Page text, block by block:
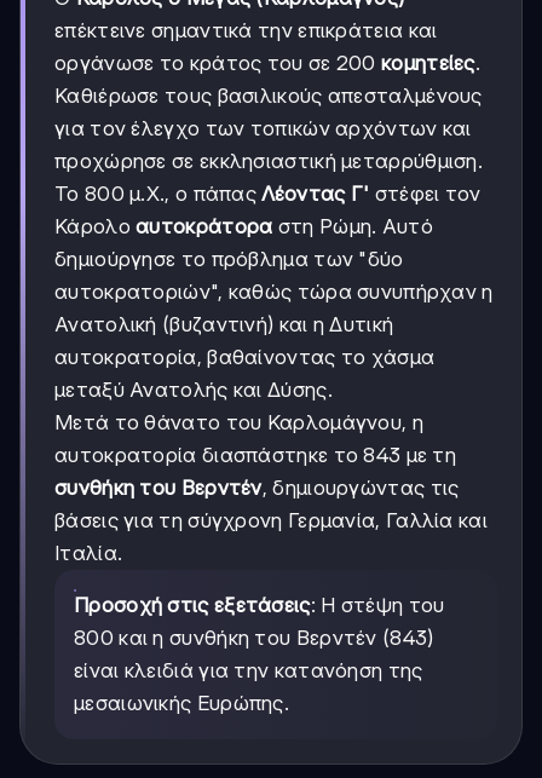
επέκτεινε σημαντικά την επικράτεια και
οργάνωσε το κράτος του σε 200κομητείες.
Καθιέρωσε τους βασιλικούς απεσταλμένους
για τον έλεγχο των τοπικών αρχόντων και
προχώρησε σε εκκλησιαστική μεταρρύθμιση.
Το 800 μ.Χ., ο πάπαςΛέοντας Γ' στέφει τον
Κάρολοαυτοκράτορα στη Ρώμη. Αυτό
δημιούργησε το πρόβλημα των "δύο
αυτοκρατοριών", καθώς τώρα συνυπήρχαν η
Ανατολική (βυζαντινή) και η Δυτική
αυτοκρατορία, βαθαίνοντας το χάσμα
μεταξύ Ανατολής και Δύσης.
Μετά το θάνατο του Καρλομάγνου, η
αυτοκρατορία διασπάστηκε το 843 με τη
συνθήκη του Βερντέν, δημιουργώντας τις
βάσεις για τη σύγχρονη Γερμανία, Γαλλία και
Ιταλία.
Προσοχή στις εξετάσεις: Η στέψη του
800 και η συνθήκη του Βερντέν (843)
είναι κλειδιά για την κατανόηση της
μεσαιωνικής Ευρώπης.